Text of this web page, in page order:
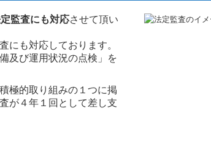
監査にも対応させて頂い
にも対応しております。
及び運用状況の点検」を
極的取り組みの１つに掲
が４年１回として差し支